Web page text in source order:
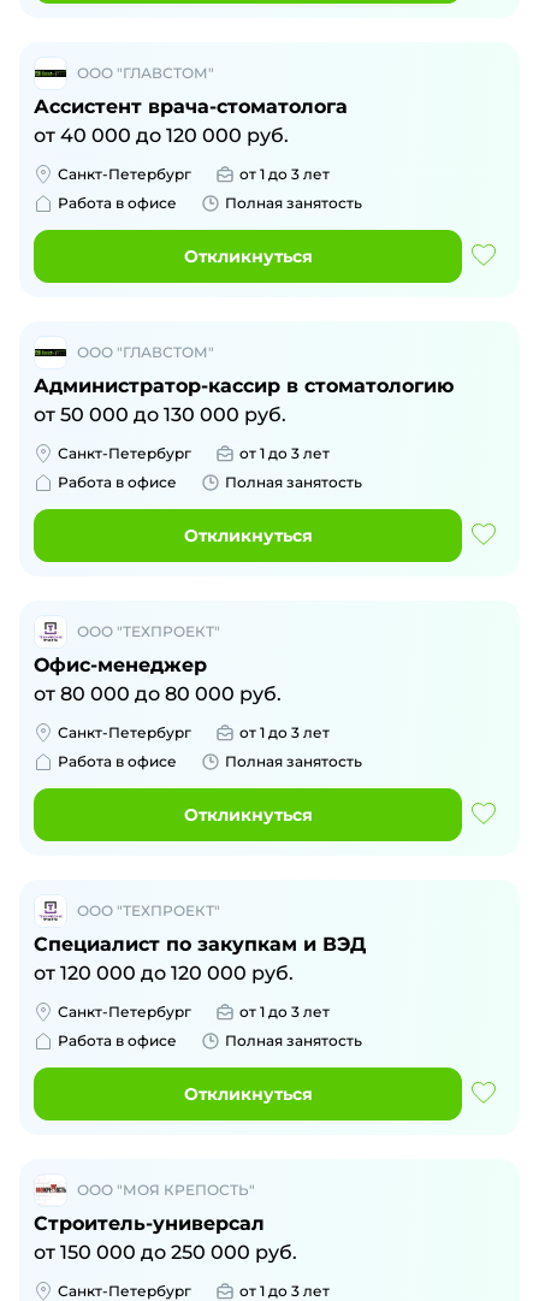
ООО "ГЛАВСТОМ"
Ассистент врача-стоматолога
от 40 000 до 120 000 руб.
Санкт-Петербург
от 1 до 3 лет
Работа в офисе
Полная занятость
Откликнуться
ООО "ГЛАВСТОМ"
Администратор-кассир в стоматологию
от 50 000 до 130 000 руб.
Санкт-Петербург
от 1 до 3 лет
Работа в офисе
Полная занятость
Откликнуться
ООО "ТЕХПРОЕКТ"
Офис-менеджер
от 80 000 до 80 000 руб.
Санкт-Петербург
от 1 до 3 лет
Работа в офисе
Полная занятость
Откликнуться
ООО "ТЕХПРОЕКТ"
Специалист по закупкам и ВЭД
от 120 000 до 120 000 руб.
Санкт-Петербург
от 1 до 3 лет
Работа в офисе
Полная занятость
Откликнуться
ООО "МОЯ КРЕПОСТЬ"
Строитель-универсал
от 150 000 до 250 000 руб.
Санкт-Петербург
от 1 до 3 лет